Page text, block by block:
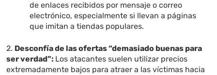
de enlaces recibidos por mensaje o correo
electrónico, especialmente si llevan a páginas
que imitan a tiendas populares.
2. Desconfía de las ofertas “demasiado buenas para
ser verdad”: Los atacantes suelen utilizar precios
extremadamente bajos para atraer a las víctimas hacia